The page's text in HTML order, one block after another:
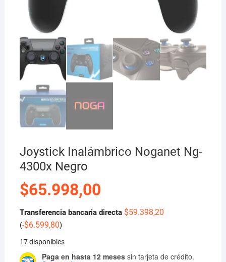
Joystick Inalámbrico Noganet Ng-
4300x Negro
$65.998,00
Transferencia bancaria directa $59.398,20
(-$6.599,80)
17 disponibles
Paga en hasta 12 mesessin tarjeta de crédito.